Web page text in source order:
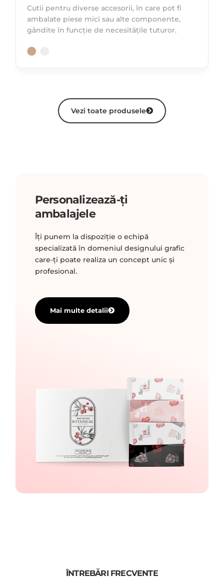
Cutii pentru diverse accesorii, în care pot fi
ambalate piese mici sau alte componente,
gândite în funcție de necesitățile tuturor.
Vezi toate produsele
Personalizează-ți
ambalajele
Îți punem la dispoziție o echipă
specializată în domeniul designului grafic
care-ți poate realiza un concept unic și
profesional.
Mai multe detalii
ÎNTREBĂRI FRECVENTE